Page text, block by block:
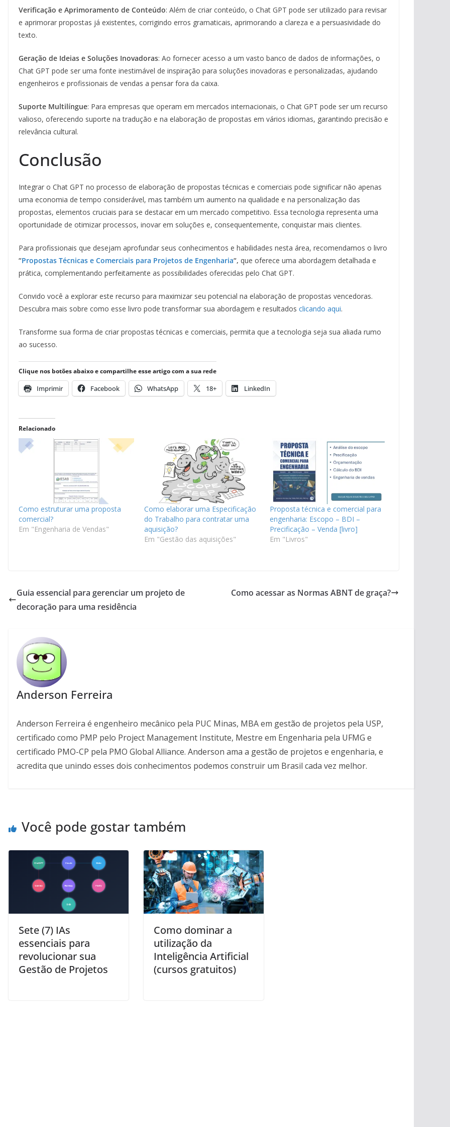
Verificação e Aprimoramento de Conteúdo: Além de criar conteúdo, o Chat GPT pode ser utilizado para revisar
e aprimorar propostas já existentes, corrigindo erros gramaticais, aprimorando a clareza e a persuasividade do
texto.
Geração de Ideias e Soluções Inovadoras: Ao fornecer acesso a um vasto banco de dados de informações, o
Chat GPT pode ser uma fonte inestimável de inspiração para soluções inovadoras e personalizadas, ajudando
engenheiros e profissionais de vendas a pensar fora da caixa.
Suporte Multilíngue: Para empresas que operam em mercados internacionais, o Chat GPT pode ser um recurso
valioso, oferecendo suporte na tradução e na elaboração de propostas em vários idiomas, garantindo precisão e
relevância cultural.
Conclusão
Integrar o Chat GPT no processo de elaboração de propostas técnicas e comerciais pode significar não apenas
uma economia de tempo considerável, mas também um aumento na qualidade e na personalização das
propostas, elementos cruciais para se destacar em um mercado competitivo. Essa tecnologia representa uma
oportunidade de otimizar processos, inovar em soluções e, consequentemente, conquistar mais clientes.
Para profissionais que desejam aprofundar seus conhecimentos e habilidades nesta área, recomendamos o livro
“Propostas Técnicas e Comerciais para Projetos de Engenharia“, que oferece uma abordagem detalhada e
prática, complementando perfeitamente as possibilidades oferecidas pelo Chat GPT.
Convido você a explorar este recurso para maximizar seu potencial na elaboração de propostas vencedoras.
Descubra mais sobre como esse livro pode transformar sua abordagem e resultados clicando aqui.
Transforme sua forma de criar propostas técnicas e comerciais, permita que a tecnologia seja sua aliada rumo
ao sucesso.
Clique nos botões abaixo e compartilhe esse artigo com a sua rede
Imprimir Facebook WhatsApp 18+ LinkedIn
Relacionado
Como estruturar uma proposta
comercial?
Em "Engenharia de Vendas"
Como elaborar uma Especificação
do Trabalho para contratar uma
aquisição?
Em "Gestão das aquisições"
Proposta técnica e comercial para
engenharia: Escopo – BDI –
Precificação – Venda [livro]
Em "Livros"
Guia essencial para gerenciar um projeto de
decoração para uma residência
Como acessar as Normas ABNT de graça?
Anderson Ferreira
Anderson Ferreira é engenheiro mecânico pela PUC Minas, MBA em gestão de projetos pela USP,
certificado como PMP pelo Project Management Institute, Mestre em Engenharia pela UFMG e
certificado PMO-CP pela PMO Global Alliance. Anderson ama a gestão de projetos e engenharia, e
acredita que unindo esses dois conhecimentos podemos construir um Brasil cada vez melhor.
Você pode gostar também
Sete (7) IAs
essenciais para
revolucionar sua
Gestão de Projetos
Como dominar a
utilização da
Inteligência Artificial
(cursos gratuitos)